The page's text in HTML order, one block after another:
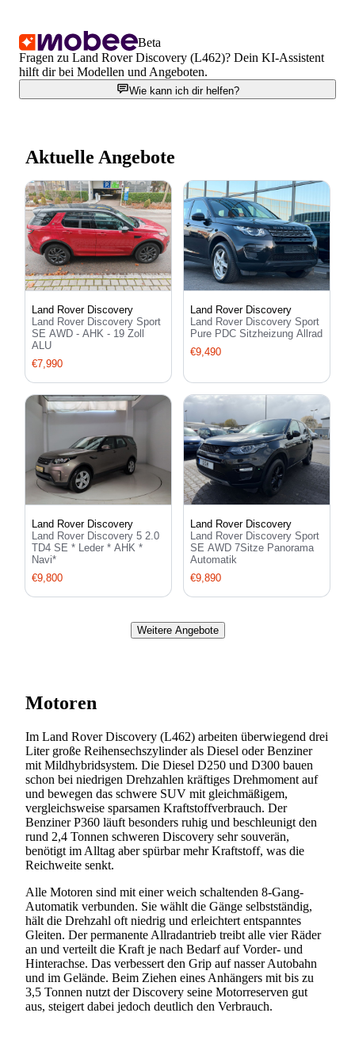
Beta
Fragen zu Land Rover Discovery (L462)? Dein KI-Assistent
hilft dir bei Modellen und Angeboten.
Wie kann ich dir helfen?
Aktuelle Angebote
Land Rover Discovery
Land Rover Discovery Sport
SE AWD - AHK - 19 Zoll
ALU
€7,990
Land Rover Discovery
Land Rover Discovery Sport
Pure PDC Sitzheizung Allrad
€9,490
Land Rover Discovery
Land Rover Discovery 5 2.0
TD4 SE * Leder * AHK *
Navi*
€9,800
Land Rover Discovery
Land Rover Discovery Sport
SE AWD 7Sitze Panorama
Automatik
€9,890
Weitere Angebote
Motoren
Im Land Rover Discovery (L462) arbeiten überwiegend drei
Liter große Reihensechszylinder als Diesel oder Benziner
mit Mildhybridsystem. Die Diesel D250 und D300 bauen
schon bei niedrigen Drehzahlen kräftiges Drehmoment auf
und bewegen das schwere SUV mit gleichmäßigem,
vergleichsweise sparsamen Kraftstoffverbrauch. Der
Benziner P360 läuft besonders ruhig und beschleunigt den
rund 2,4 Tonnen schweren Discovery sehr souverän,
benötigt im Alltag aber spürbar mehr Kraftstoff, was die
Reichweite senkt.
Alle Motoren sind mit einer weich schaltenden 8-Gang-
Automatik verbunden. Sie wählt die Gänge selbstständig,
hält die Drehzahl oft niedrig und erleichtert entspanntes
Gleiten. Der permanente Allradantrieb treibt alle vier Räder
an und verteilt die Kraft je nach Bedarf auf Vorder- und
Hinterachse. Das verbessert den Grip auf nasser Autobahn
und im Gelände. Beim Ziehen eines Anhängers mit bis zu
3,5 Tonnen nutzt der Discovery seine Motorreserven gut
aus, steigert dabei jedoch deutlich den Verbrauch.